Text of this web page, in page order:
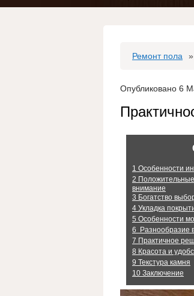
Ремонт пола »
Опубликовано 6
1 Особенности
2
внимание
3 Богатство
4 Укладка
5 Особенности
6 Разнообразие
7 Практичное
8 Красота и
9 Текстура камня
10 Заключение